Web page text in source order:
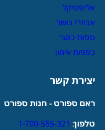
אליפטיקל
אביזרי כושר
ספות כושר
כפפות אימון
יצירת קשר
ראם ספורט - חנות ספורט
טלפון:
1-700-555-321